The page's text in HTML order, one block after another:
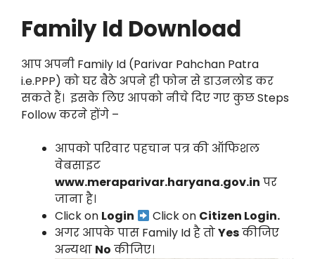
Family Id Download
आप अपनी Family Id (Parivar Pahchan Patra
i.e.PPP) को घर बैठे अपने ही फोन से डाउनलोड कर
सकते हैं। इसके लिए आपको नीचे दिए गए कुछ Steps
Follow करने होंगे –
आपको परिवार पहचान पत्र की ऑफिशल
वेबसाइट
www.meraparivar.haryana.gov.in पर
जाना है।
Click on Login Click on Citizen Login.
अगर आपके पास Family Id है तोYesकीजिए
अन्यथा No कीजिए।